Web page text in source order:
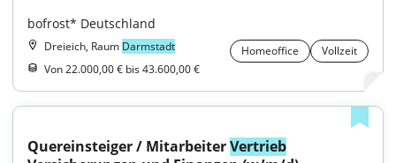
bofrost* Deutschland
Dreieich, Raum Darmstadt Homeoffice
Vollzeit
Von 22.000,00 € bis 43.600,00 €
Quereinsteiger / Mitarbeiter Vertrieb